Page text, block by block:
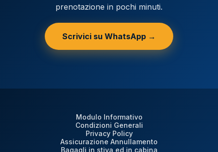
prenotazione in pochi minuti.
Scrivici su WhatsApp →
Modulo Informativo
Condizioni Generali
Privacy Policy
Assicurazione Annullamento
Bagagli in stiva ed in cabina